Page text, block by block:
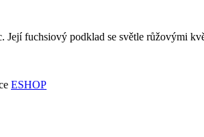
fuchsiový podklad se světle růžovými
ESHOP